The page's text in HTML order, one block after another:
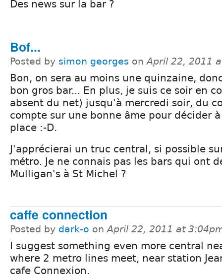
Des news sur la bar ?
Bof...
Posted by simon georges onApril 22, 2011
Bon, on sera au moins une quinzaine,
bon gros bar... En plus, je suis ce soir en
absent du net) jusqu'à mercredi soir, du
compte sur une bonne âme pour décider
place :-D.
J'apprécierai un truc central, si possible
métro. Je ne connais pas les bars qui ont
Mulligan's à St Michel ?
caffe connection
Posted by dark-o onApril 22, 2011 at
I suggest something even more central
where 2 metro lines meet, near station
cafe Connexion.